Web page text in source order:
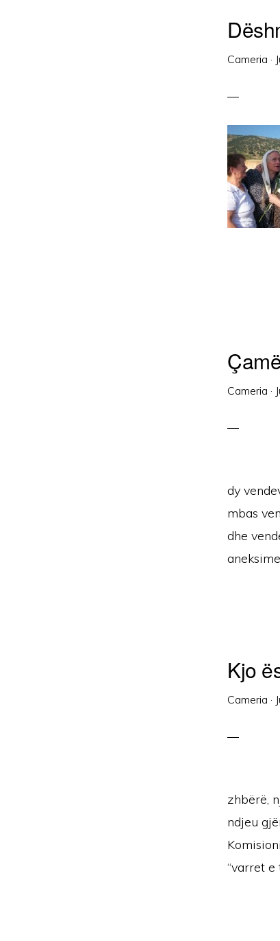
Cameria ·
Cameria ·
dy
mbas
dhe
Kjo
Cameria ·
zhbërë,
ndjeu
“varret e